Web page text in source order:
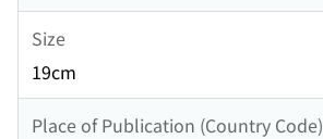
Size
19cm
Place of Publication (Country Code)